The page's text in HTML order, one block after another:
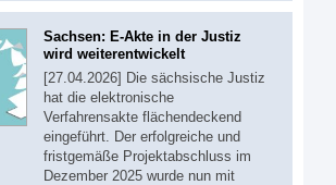
Sachsen: E-Akte in der Justiz
wird weiterentwickelt
[27.04.2026] Die sächsische Justiz
hat die elektronische
Verfahrensakte flächendeckend
eingeführt. Der erfolgreiche und
fristgemäße Projektabschluss im
Dezember 2025 wurde nun mit